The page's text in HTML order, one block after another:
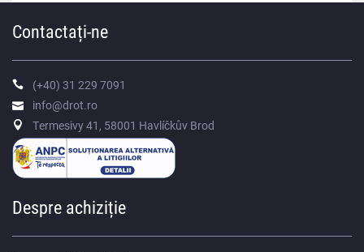
Contactați-ne
(+40) 31 229 7091
info@drot.ro
Termesivy 41, 58001 Havlíčkův Brod
Despre achiziție